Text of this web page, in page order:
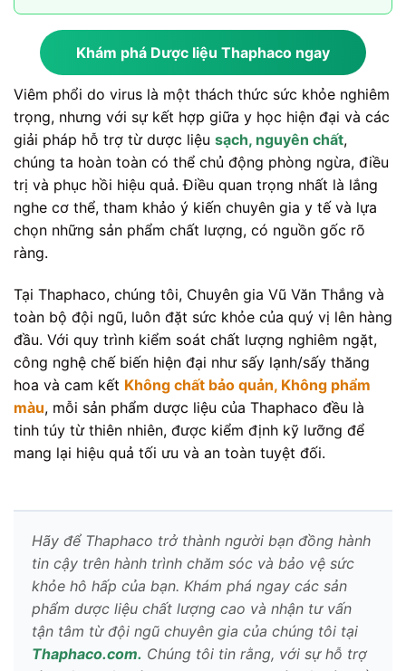
Khám phá Dược liệu Thaphaco ngay
Viêm phổi do virus là một thách thức sức khỏe nghiêm
trọng, nhưng với sự kết hợp giữa y học hiện đại và các
giải pháp hỗ trợ từ dược liệu sạch, nguyên chất,
chúng ta hoàn toàn có thể chủ động phòng ngừa, điều
trị và phục hồi hiệu quả. Điều quan trọng nhất là lắng
nghe cơ thể, tham khảo ý kiến chuyên gia y tế và lựa
chọn những sản phẩm chất lượng, có nguồn gốc rõ
ràng.
Tại Thaphaco, chúng tôi, Chuyên gia Vũ Văn Thắng và
toàn bộ đội ngũ, luôn đặt sức khỏe của quý vị lên hàng
đầu. Với quy trình kiểm soát chất lượng nghiêm ngặt,
công nghệ chế biến hiện đại như sấy lạnh/sấy thăng
hoa và cam kết Không chất bảo quản, Không phẩm
màu, mỗi sản phẩm dược liệu của Thaphaco đều là
tinh túy từ thiên nhiên, được kiểm định kỹ lưỡng để
mang lại hiệu quả tối ưu và an toàn tuyệt đối.
Hãy để Thaphaco trở thành người bạn đồng hành
tin cậy trên hành trình chăm sóc và bảo vệ sức
khỏe hô hấp của bạn. Khám phá ngay các sản
phẩm dược liệu chất lượng cao và nhận tư vấn
tận tâm từ đội ngũ chuyên gia của chúng tôi tại
Thaphaco.com. Chúng tôi tin rằng, với sự hỗ trợ